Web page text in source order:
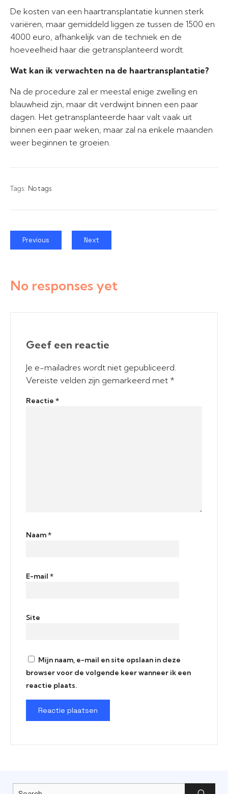
De kosten van een haartransplantatie kunnen sterk
variëren, maar gemiddeld liggen ze tussen de 1500 en
4000 euro, afhankelijk van de techniek en de
hoeveelheid haar die getransplanteerd wordt.
Wat kan ik verwachten na de haartransplantatie?
Na de procedure zal er meestal enige zwelling en
blauwheid zijn, maar dit verdwijnt binnen een paar
dagen. Het getransplanteerde haar valt vaak uit
binnen een paar weken, maar zal na enkele maanden
weer beginnen te groeien.
Tags: No tags
Previous Next
No responses yet
Geef een reactie
Je e-mailadres wordt niet gepubliceerd.
Vereiste velden zijn gemarkeerd met *
Reactie *
Naam*
E-mail *
Site
Mijn naam, e-mail en site opslaan in deze
browser voor de volgende keer wanneer ik een
reactie plaats.